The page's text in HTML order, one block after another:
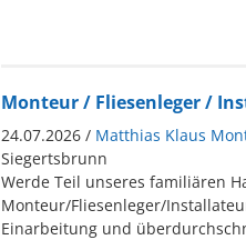
Monteur / Fliesenleger /
24.07.2026 / Matthias Klaus
Siegertsbrunn
Werde Teil unseres familiären
Monteur/Fliesenleger/
Einarbeitung und